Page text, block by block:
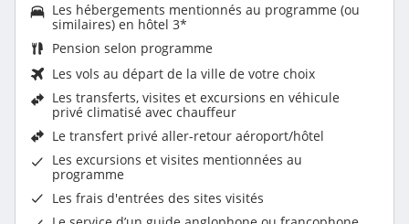
Les hébergements mentionnés au programme (ou
similaires) en hôtel 3*
Pension selon programme
Les vols au départ de la ville de votre choix
Les transferts, visites et excursions en véhicule
privé climatisé avec chauffeur
Le transfert privé aller-retour aéroport/hôtel
Les excursions et visites mentionnées au
programme
Les frais d'entrées des sites visités